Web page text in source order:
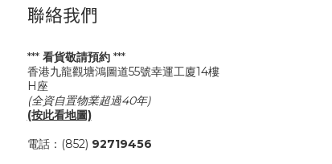
聯絡我們
*** 看貨敬請預約***
香港九龍觀塘鴻圖道55號幸運工廈14樓
H座
(全資自置物業超過40年)
(按此看地圖)
電話：(852) 92719456